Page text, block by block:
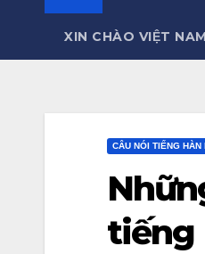
XIN CHÀO VIỆT NAM
CÂU NÓI TIẾNG HÀN
tiếng